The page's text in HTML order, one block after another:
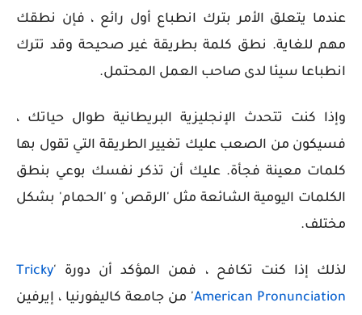
عندما يتعلق الأمر بترك انطباع أول رائع ، فإن نطقك
مهم للغاية. نطق كلمة بطريقة غير صحيحة وقد تترك
انطباعا سيئا لدى صاحب العمل المحتمل.
وإذا كنت تتحدث الإنجليزية البريطانية طوال حياتك ،
فسيكون من الصعب عليك تغيير الطريقة التي تقول بها
كلمات معينة فجأة. عليك أن تذكر نفسك بوعي بنطق
الكلمات اليومية الشائعة مثل 'الرقص' و 'الحمام' بشكل
مختلف.
لذلك إذا كنت تكافح ، فمن المؤكد أن دورة 'Tricky
American Pronunciation' من جامعة كاليفورنيا ، إيرفين